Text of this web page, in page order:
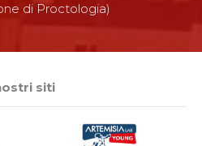
di Proctologia)
siti